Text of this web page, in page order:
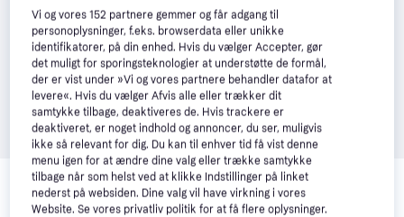
Relaterede produkter
Se vores forslag til andre produkter, der matcher dine
Vi og vores152 partnere gemmer og får adgang til
personoplysninger, f.eks. browserdata eller unikke
identifikatorer, på din enhed. Hvis du vælger Accepter, gør
det muligt for sporingsteknologier at understøtte de formål,
der er vist under »Vi og vores partnere behandler datafor at
levere«. Hvis du vælger Afvis alle eller trækker dit
samtykke tilbage, deaktiveres de. Hvis trackere er
deaktiveret, er noget indhold og annoncer, du ser, muligvis
ikke så relevant for dig. Du kan til enhver tid få vist denne
menu igen for at ændre dine valg eller trække samtykke
tilbage når som helst ved at klikke Indstillinger på linket
nederst på websiden. Dine valg vil have virkning i vores
Website. Se vores privatliv politik for at få flere oplysninger.